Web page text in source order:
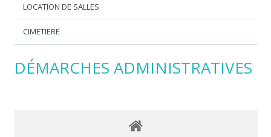
LOCATION DE SALLES
CIMETIERE
DÉMARCHES ADMINISTRATIVES